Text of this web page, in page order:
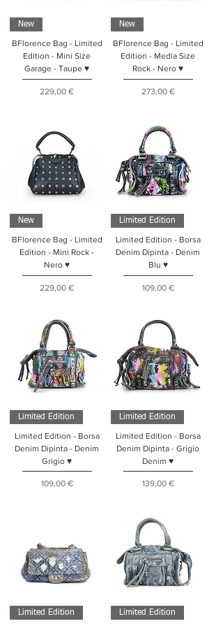
New
BFlorence Bag - Limited
Edition - Mini Size
Garage - Taupe ♥
Prezzo
229,00 €
New
BFlorence Bag - Limited
Edition - Media Size
Rock - Nero ♥
Prezzo
273,00 €
New
BFlorence Bag - Limited
Edition - Mini Rock -
Nero ♥
Prezzo
229,00 €
Limited Edition
Limited Edition - Borsa
Denim Dipinta - Denim
Blu ♥
Prezzo
109,00 €
Limited Edition
Limited Edition - Borsa
Denim Dipinta - Denim
Grigio ♥
Prezzo
109,00 €
Limited Edition
Limited Edition - Borsa
Denim Dipinta - Grigio
Denim ♥
Prezzo
139,00 €
Limited Edition Limited Edition